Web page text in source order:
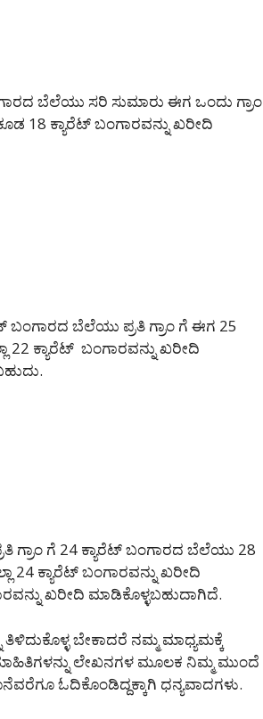
ಬೆಲೆಯು ಸರಿ ಸುಮಾರು ಈಗ ಒಂದು ಗ್ರಾಂ
18 ಕ್ಯಾರೆಟ್ ಬಂಗಾರವನ್ನು ಖರೀದಿ
ಬಂಗಾರದ ಬೆಲೆಯು ಪ್ರತಿ ಗ್ರಾಂ ಗೆ ಈಗ 25
ಕ್ಯಾರೆಟ್ ಬಂಗಾರವನ್ನು ಖರೀದಿ
ಗ್ರಾಂ ಗೆ 24 ಕ್ಯಾರೆಟ್ ಬಂಗಾರದ ಬೆಲೆಯು 28
ಕ್ಯಾರೆಟ್ ಬಂಗಾರವನ್ನು ಖರೀದಿ
ಖರೀದಿ ಮಾಡಿಕೊಳ್ಳಬಹುದಾಗಿದೆ.
ಬೇಕಾದರೆ ನಮ್ಮ ಮಾಧ್ಯಮಕ್ಕೆ
ಲೇಖನಗಳ ಮೂಲಕ ನಿಮ್ಮ ಮುಂದೆ
ಓದಿಕೊಂಡಿದ್ದಕ್ಕಾಗಿ ಧನ್ಯವಾದಗಳು.